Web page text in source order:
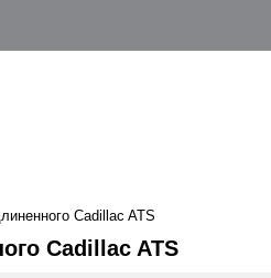
Cadillac ATS
Cadillac ATS